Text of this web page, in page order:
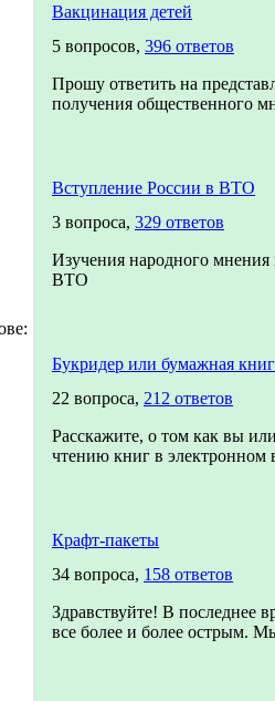
Вакцинация детей
5 вопросов, 396 ответов
Прошу ответить на
получения общественного
Вступление России в ВТО
3 вопроса, 329 ответов
Изучения народного мнения
ВТО
Букридер или бумажная
22 вопроса, 212 ответов
Расскажите, о том как вы
чтению книг в электронном
Крафт-пакеты
34 вопроса, 158 ответов
Здравствуйте! В последнее
все более и более острым.